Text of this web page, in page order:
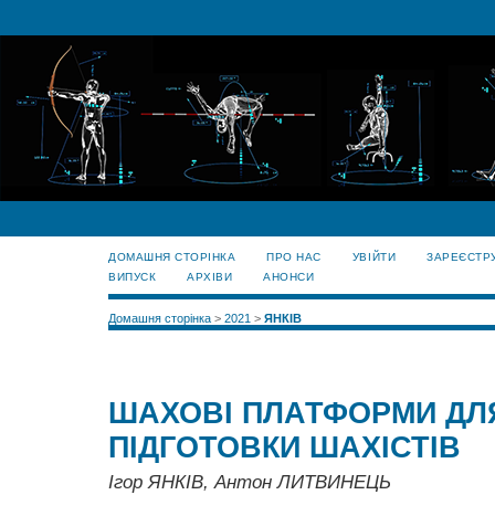
ДОМАШНЯ СТОРІНКА ПРО НАС УВІЙТИ
ВИПУСК
АРХІВИ АНОНСИ
Домашня сторінка > 2021 > ЯНКІВ
ШАХОВІ ПЛАТФОРМИ
ПІДГОТОВКИ ШАХІСТІВ
Ігор ЯНКІВ, Антон ЛИТВИНЕЦЬ